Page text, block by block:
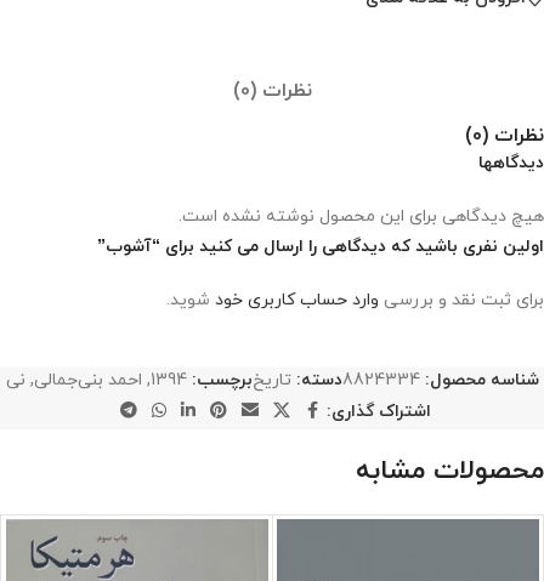
نظرات (0)
نظرات (0)
دیدگاهها
هیچ دیدگاهی برای این محصول نوشته نشده است.
اولین نفری باشید که دیدگاهی را ارسال می کنید برای “آشوب”
برای ثبت نقد و بررسی وارد حساب کاربری خود شوید.
شناسه محصول:8824334دسته: تاریخبرچسب: 1394
, احمد بنی‌جمالی, نی
اشتراک گذاری:
محصولات مشابه